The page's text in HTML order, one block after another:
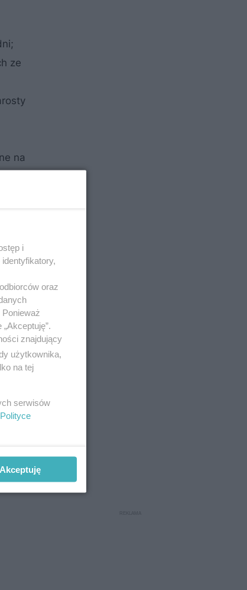
ze
na
i
oraz
znajdujący
użytkownika,
na tej
serwisów
Polityce
Akceptuję